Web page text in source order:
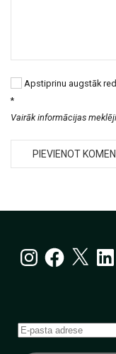
Apstiprinu augstāk
*
Vairāk informācijas
InstagramFacebook
X
E-